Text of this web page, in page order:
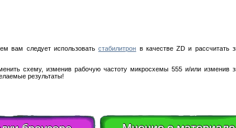
вам следует использоватьстабилитрон в качестве ZD и рассчитать
схему, изменив рабочую частоту микросхемы 555 и/или изменив
результаты!